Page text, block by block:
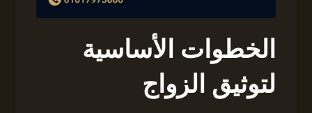
الخطوات الأساسية
لتوثيق الزواج